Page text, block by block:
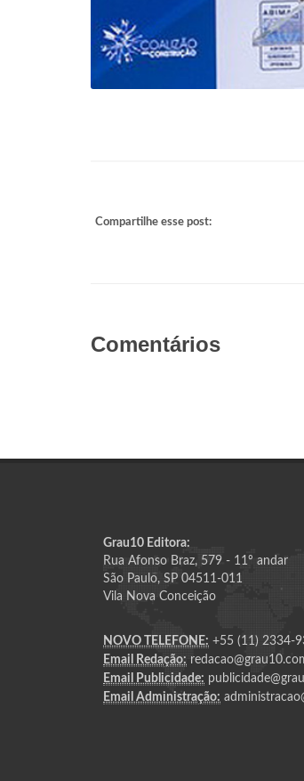
Compartilhe esse post:
Comentários
Grau10 Editora:
Rua Afonso Braz, 579 - 11º andar
São Paulo, SP 04511-011
Vila Nova Conceição
NOVO TELEFONE: +55 (11) 2334-
Email Redação:
Email Publicidade:
Email Administração: